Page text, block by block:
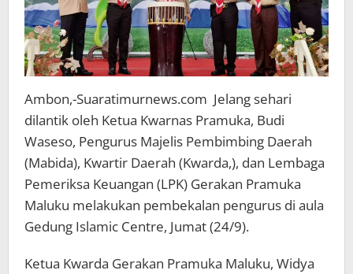
Ambon,-Suaratimurnews.com Jelang sehari
dilantik oleh Ketua Kwarnas Pramuka, Budi
Waseso, Pengurus Majelis Pembimbing Daerah
(Mabida), Kwartir Daerah (Kwarda,), dan Lembaga
Pemeriksa Keuangan (LPK) Gerakan Pramuka
Maluku melakukan pembekalan pengurus di aula
Gedung Islamic Centre, Jumat (24/9).
Ketua Kwarda Gerakan Pramuka Maluku, Widya